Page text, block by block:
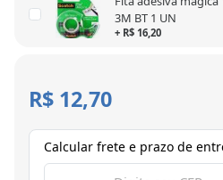
3M BT 1 UN
+ R$ 16,20
R$ 12,70
Calcular frete e prazo de